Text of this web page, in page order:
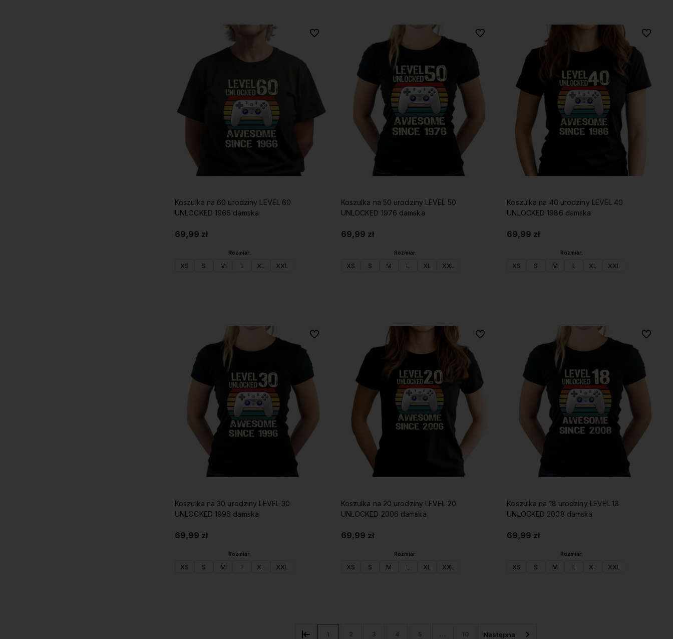
Koszulka na 60 urodziny LEVEL 60
UNLOCKED 1966 damska
69,99 zł
Rozmiar:
XS S M L XL XXL
Do ulubionych
Koszulka na 50 urodziny LEVEL 50
UNLOCKED 1976 damska
69,99 zł
Rozmiar:
XS S M L XL XXL
Do ulubionych
Koszulka na 40 urodziny LEVEL 40
UNLOCKED 1986 damska
69,99 zł
Rozmiar:
XS S M L XL XXL
Do
Koszulka na 30 urodziny LEVEL 30
UNLOCKED 1996 damska
69,99 zł
Rozmiar:
XS S M L XL XXL
Do ulubionych
Koszulka na 20 urodziny LEVEL 20
UNLOCKED 2006 damska
69,99 zł
Rozmiar:
XS S M L XL XXL
Do ulubionych
Koszulka na 18 urodziny LEVEL 18
UNLOCKED 2008 damska
69,99 zł
Rozmiar:
XS S M L XL XXL
Do
1 2 3 4 5 10